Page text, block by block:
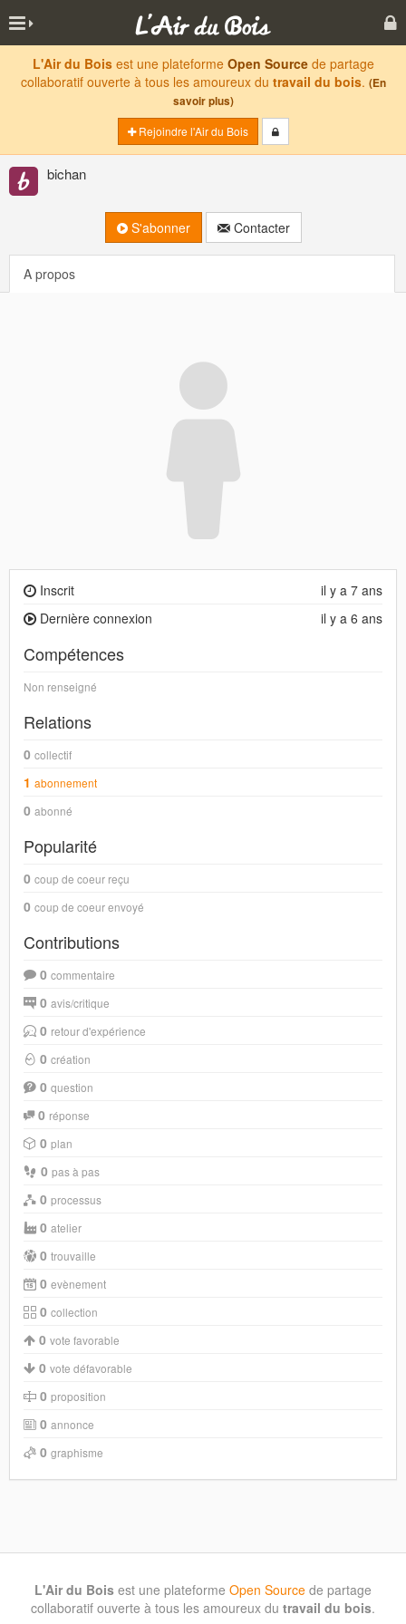
L'Air du Boisest une plateforme Open Sourcede partage
collaboratif ouverte à tous les amoureux du travail du bois. (En
savoir plus)
Rejoindre l'Air du Bois
bichan
S'abonner Contacter
A propos
il y a 7 ans
Inscrit
il y a 6 ans
Dernière connexion
Compétences
Non renseigné
Relations
0 collectif
1 abonnement
0 abonné
Popularité
0 coup de coeur reçu
0 coup de coeur envoyé
Contributions
0 commentaire
0 avis/critique
0 retour d'expérience
0 création
0 question
0 réponse
0 plan
0 pas à pas
0 processus
0 atelier
0 trouvaille
0 evènement
0 collection
0 vote favorable
0 vote défavorable
0 proposition
0 annonce
0 graphisme
L'Air du Bois est une plateforme Open Source de partage
collaboratif ouverte à tous les amoureux du travail du bois.